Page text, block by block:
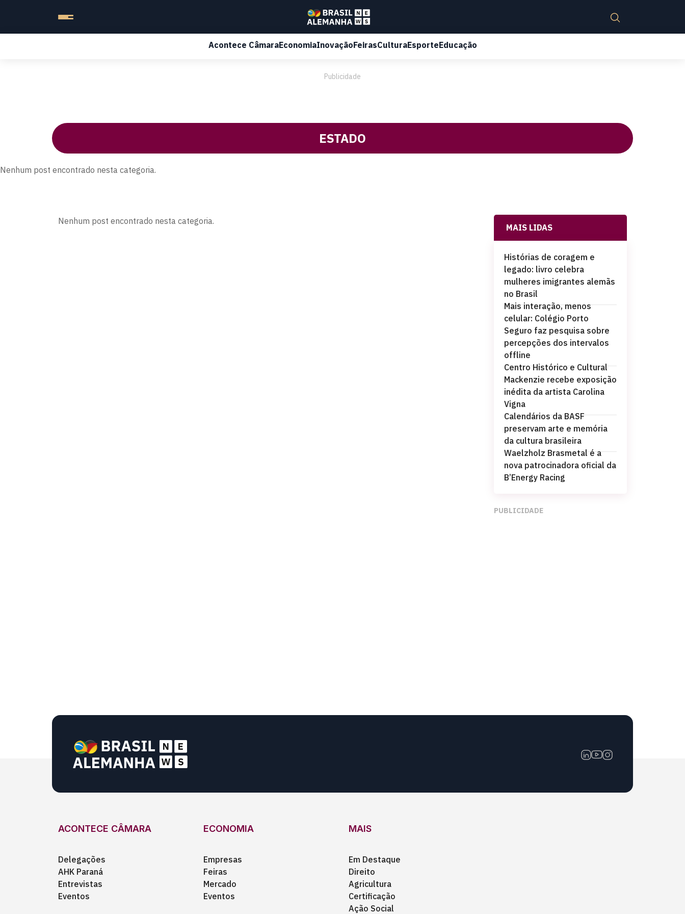
Acontece CâmaraEconomiaInovaçãoFeirasCulturaEsporteEducação
Publicidade
ESTADO
Nenhum post encontrado nesta categoria.
Nenhum post encontrado nesta categoria.
MAIS LIDAS
Histórias de coragem e
legado: livro celebra
mulheres imigrantes alemãs
no Brasil
Mais interação, menos
celular: Colégio Porto
Seguro faz pesquisa sobre
percepções dos intervalos
offline
Centro Histórico e Cultural
Mackenzie recebe exposição
inédita da artista Carolina
Vigna
Calendários da BASF
preservam arte e memória
da cultura brasileira
Waelzholz Brasmetal é a
nova patrocinadora oficial da
B’Energy Racing
PUBLICIDADE
ACONTECE CÂMARA
Delegações
AHK Paraná
Entrevistas
Eventos
ECONOMIA
Empresas
Feiras
Mercado
Eventos
MAIS
Em Destaque
Direito
Agricultura
Certificação
Ação Social